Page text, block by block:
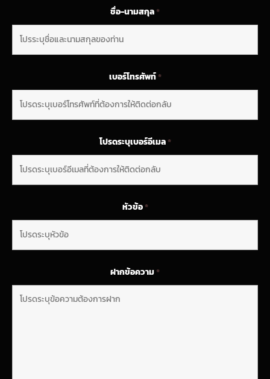
ชื่อ-นามสกุล*
เบอร์โทรศัพท์*
โปรดระบุเบอร์อีเมล*
หัวข้อ*
ฝากข้อความ*